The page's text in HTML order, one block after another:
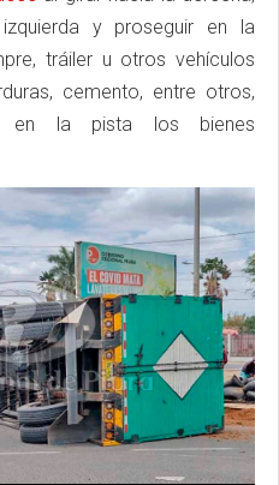
y proseguir en la
tráiler u otros vehículos
cemento, entre otros,
en la pista los bienes